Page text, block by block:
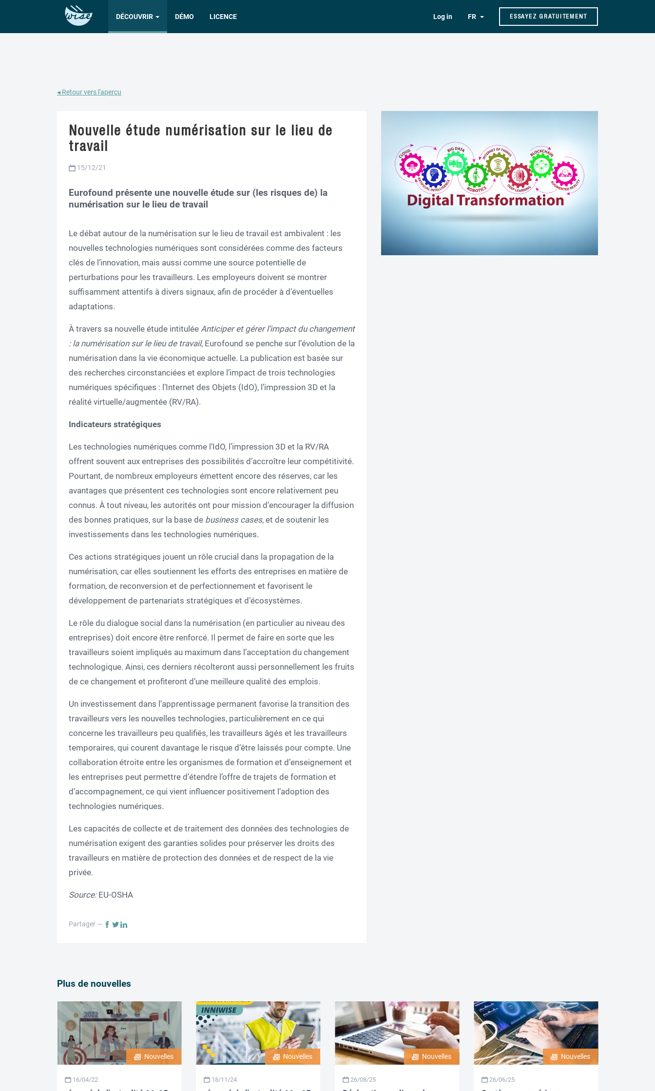
DÉCOUVRIR DÉMO LICENCE Log in FR ESSAYEZ GRATUITEMENT
◂ Retour vers l'aperçu
Nouvelle étude numérisation sur le lieu de
travail
15/12/21
Eurofound présente une nouvelle étude sur (les risques de) la
numérisation sur le lieu de travail
Le débat autour de la numérisation sur le lieu de travail est ambivalent : les
nouvelles technologies numériques sont considérées comme des facteurs
clés de l’innovation, mais aussi comme une source potentielle de
perturbations pour les travailleurs. Les employeurs doivent se montrer
suffisamment attentifs à divers signaux, afin de procéder à d’éventuelles
adaptations.
À travers sa nouvelle étude intitulée Anticiper et gérer l’impact du changement
: la numérisation sur le lieu de travail, Eurofound se penche sur l’évolution de la
numérisation dans la vie économique actuelle. La publication est basée sur
des recherches circonstanciées et explore l’impact de trois technologies
numériques spécifiques : l’Internet des Objets (IdO), l’impression 3D et la
réalité virtuelle/augmentée (RV/RA).
Indicateurs stratégiques
Les technologies numériques comme l’IdO, l’impression 3D et la RV/RA
offrent souvent aux entreprises des possibilités d’accroître leur compétitivité.
Pourtant, de nombreux employeurs émettent encore des réserves, car les
avantages que présentent ces technologies sont encore relativement peu
connus. À tout niveau, les autorités ont pour mission d’encourager la diffusion
des bonnes pratiques, sur la base de business cases, et de soutenir les
investissements dans les technologies numériques.
Ces actions stratégiques jouent un rôle crucial dans la propagation de la
numérisation, car elles soutiennent les efforts des entreprises en matière de
formation, de reconversion et de perfectionnement et favorisent le
développement de partenariats stratégiques et d’écosystèmes.
Le rôle du dialogue social dans la numérisation (en particulier au niveau des
entreprises) doit encore être renforcé. Il permet de faire en sorte que les
travailleurs soient impliqués au maximum dans l’acceptation du changement
technologique. Ainsi, ces derniers récolteront aussi personnellement les fruits
de ce changement et profiteront d’une meilleure qualité des emplois.
Un investissement dans l’apprentissage permanent favorise la transition des
travailleurs vers les nouvelles technologies, particulièrement en ce qui
concerne les travailleurs peu qualifiés, les travailleurs âgés et les travailleurs
temporaires, qui courent davantage le risque d’être laissés pour compte. Une
collaboration étroite entre les organismes de formation et d’enseignement et
les entreprises peut permettre d’étendre l’offre de trajets de formation et
d’accompagnement, ce qui vient influencer positivement l’adoption des
technologies numériques.
Les capacités de collecte et de traitement des données des technologies de
numérisation exigent des garanties solides pour préserver les droits des
travailleurs en matière de protection des données et de respect de la vie
privée.
Source: EU-OSHA
Partager —
Plus de nouvelles
Nouvelles
16/04/22
Nouvelles
18/11/24
Nouvelles
26/08/25
Nouvelles
26/06/25